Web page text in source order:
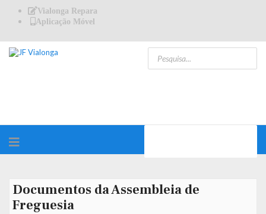
Vialonga Repara
Aplicação Móvel
Documentos da Assembleia de
Freguesia